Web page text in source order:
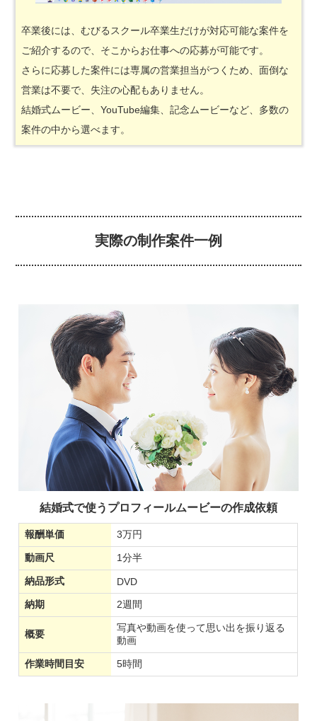
卒業後には、むびるスクール卒業生だけが対応可能な案件を
ご紹介するので、そこからお仕事への応募が可能です。
さらに応募した案件には専属の営業担当がつくため、面倒な
営業は不要で、失注の心配もありません。
結婚式ムービー、YouTube編集、記念ムービーなど、多数の
案件の中から選べます。
実際の制作案件一例
結婚式で使うプロフィールムービーの作成依頼
報酬単価 3万円
動画尺 1分半
納品形式
DVD
納期
2週間
概要
写真や動画を使って思い出を振り返る
動画
作業時間目安 5時間